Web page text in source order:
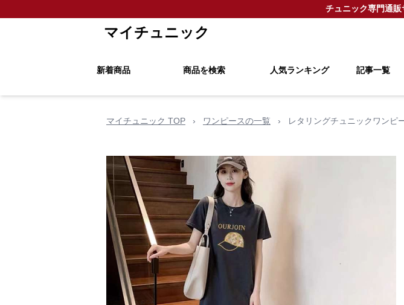
チュニック専門通販
マイチュニック
新着商品 商品を検索 人気ランキング 記事一覧
マイチュニック TOP › ワンピースの一覧 › レタリングチュニックワンピ